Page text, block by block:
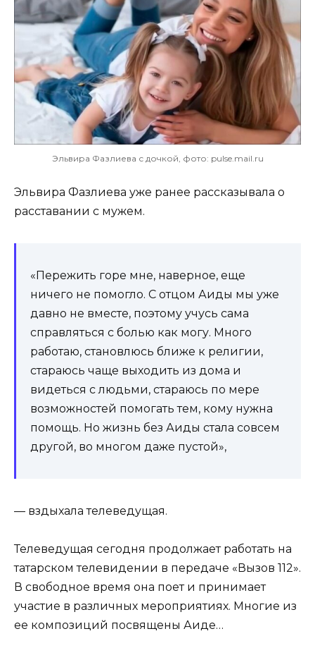
Эльвира Фазлиева с дочкой, фото: pulse.mail.ru
Эльвира Фазлиева уже ранее рассказывала о
расставании с мужем.
«Пережить горе мне, наверное, еще
ничего не помогло. С отцом Аиды мы уже
давно не вместе, поэтому учусь сама
справляться с болью как могу. Много
работаю, становлюсь ближе к религии,
стараюсь чаще выходить из дома и
видеться с людьми, стараюсь по мере
возможностей помогать тем, кому нужна
помощь. Но жизнь без Аиды стала совсем
другой, во многом даже пустой»,
— вздыхала телеведущая.
Телеведущая сегодня продолжает работать на
татарском телевидении в передаче «Вызов 112».
В свободное время она поет и принимает
участие в различных мероприятиях. Многие из
ее композиций посвящены Аиде…